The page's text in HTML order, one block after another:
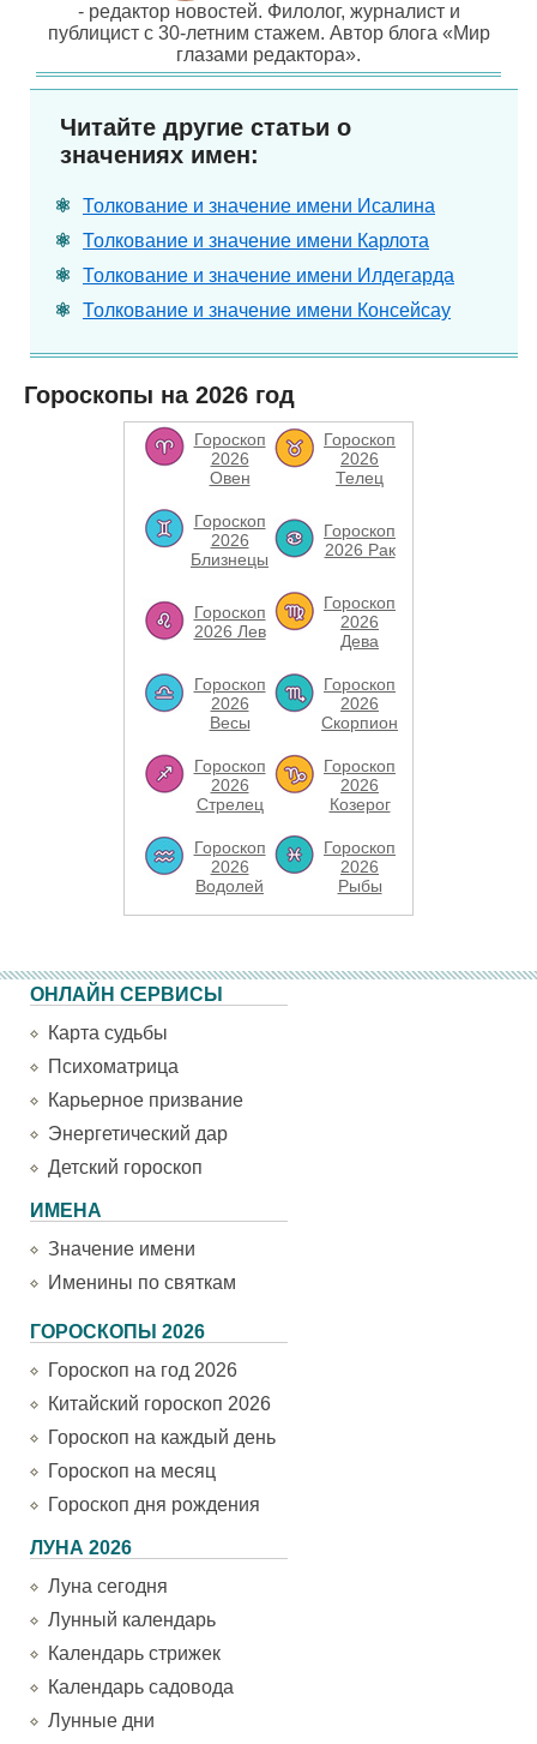
- редактор новостей. Филолог, журналист и
публицист с 30-летним стажем. Автор блога «Мир
глазами редактора».
Читайте другие статьи о
значениях имен:
Толкование и значение имени Исалина
Толкование и значение имени Карлота
Толкование и значение имени Илдегарда
Толкование и значение имени Консейсау
Гороскопы на 2026 год
Гороскоп
2026
Овен
Гороскоп
2026
Телец
Гороскоп
2026
Близнецы
Гороскоп
2026 Рак
Гороскоп
2026 Лев
Гороскоп
2026
Дева
Гороскоп
2026
Весы
Гороскоп
2026
Скорпион
Гороскоп
2026
Стрелец
Гороскоп
2026
Козерог
Гороскоп
2026
Водолей
Гороскоп
2026
Рыбы
ОНЛАЙН СЕРВИСЫ
Карта судьбы
Психоматрица
Карьерное призвание
Энергетический дар
Детский гороскоп
ИМЕНА
Значение имени
Именины по святкам
ГОРОСКОПЫ 2026
Гороскоп на год 2026
Китайский гороскоп 2026
Гороскоп на каждый день
Гороскоп на месяц
Гороскоп дня рождения
ЛУНА 2026
Луна сегодня
Лунный календарь
Календарь стрижек
Календарь садовода
Лунные дни